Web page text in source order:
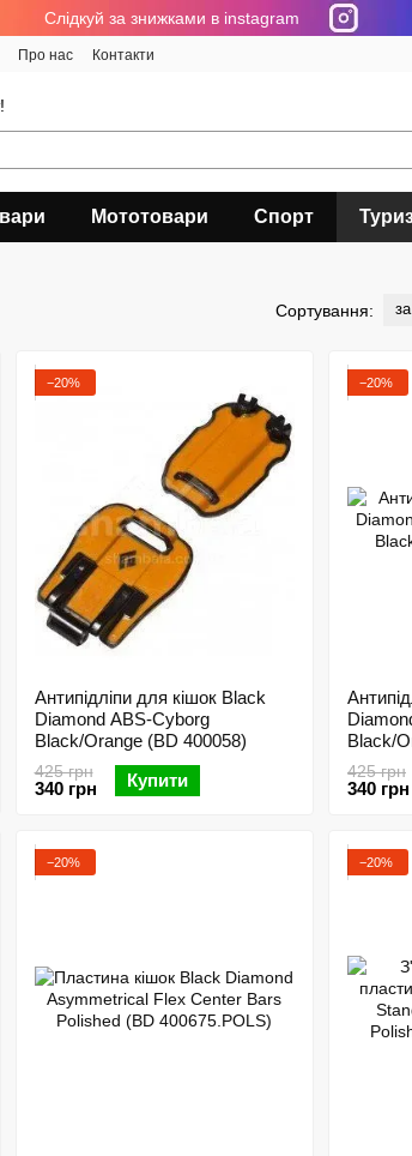
Cлідкуй за знижками в instagram
Про нас Контакти
Мототовари Спорт
Сортування:
−20%
Антипідліпи для кішок Black
Diamond ABS-Cyborg
Black/Orange (BD 400058)
425 грн
340 грн Купити
−20%
Black/
425 грн
340 грн
−20% −20%